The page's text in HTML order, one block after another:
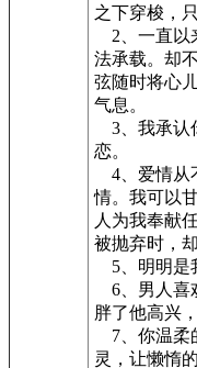
之下穿梭，
2、一直以
法承载。却
弦随时将心
气息。
3、我承认
恋。
4、爱情从
情。我可以
人为我奉献
被抛弃时，
5、明明是
6、男人喜
胖了他高兴
7、你温柔
灵，让懒惰